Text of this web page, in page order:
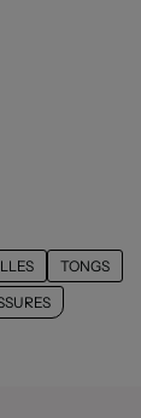
TONGS